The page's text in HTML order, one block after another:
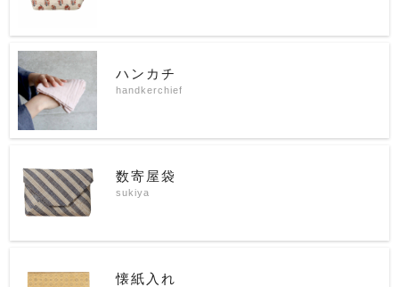
ハンカチ
handkerchief
数寄屋袋
sukiya
懐紙入れ